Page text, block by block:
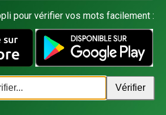
pour vérifier vos mots facilement :